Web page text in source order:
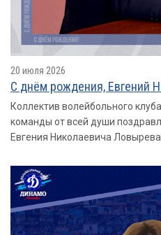
20 июля 2026
С днём рождения, Евгений
Коллектив волейбольного
команды от всей души
Евгения Николаевича